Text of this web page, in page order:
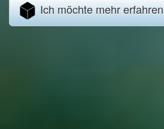
Ich möchte mehr erfahren